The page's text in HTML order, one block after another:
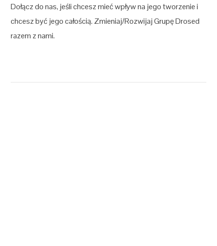
Dołącz do nas, jeśli chcesz mieć wpływ na jego tworzenie i
chcesz być jego całością. Zmieniaj/Rozwijaj Grupę Drosed
razem z nami.